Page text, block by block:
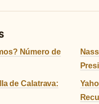
Número de
de Calatrava: